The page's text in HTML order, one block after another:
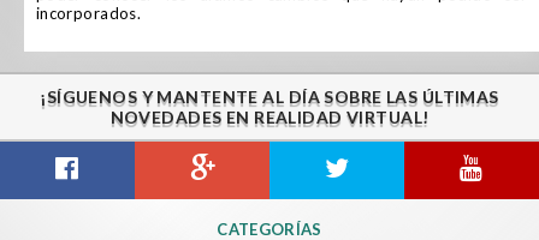
incorporados.
¡SÍGUENOS Y MANTENTE AL DÍA SOBRE LAS ÚLTIMAS
NOVEDADES EN REALIDAD VIRTUAL!
CATEGORÍAS